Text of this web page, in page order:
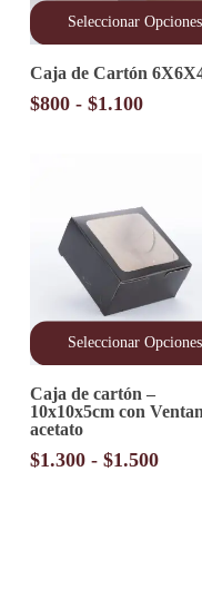
Seleccionar Opciones
producto
tiene
múltiples
pueden
elegir
producto
Caja de Cartón
$800 - $1.100Rango
$800
hasta
$1.100
Seleccionar Opciones
producto
tiene
múltiples
variantes.
Las
Caja de cartón –
10x10x5cm con
acetato
$1.300 - $1.500Rango